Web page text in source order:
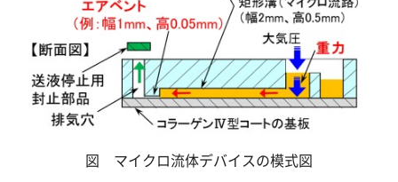
図 マイクロ流体デバイスの模式図